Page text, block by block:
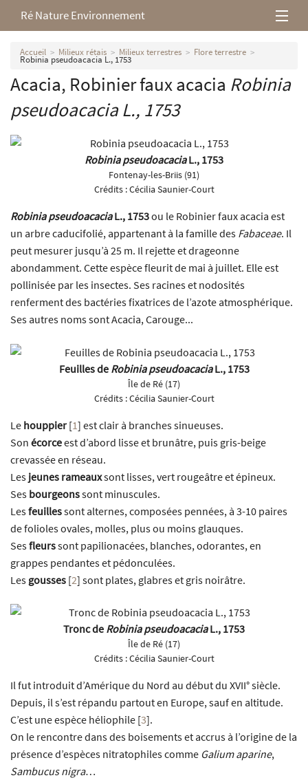
Ré Nature Environnement
L’association
Milieux rétais
Nos parutions
Accueil Milieux rétais Milieux terrestres Flore terrestre
Robinia pseudoacacia L., 1753
Acacia, Robinier faux acacia Robinia
pseudoacaciaL., 1753
Robinia pseudoacaciaL., 1753
Fontenay-les-Briis (91)
Crédits :Cécilia Saunier-Court
Robinia pseudoacaciaL., 1753ou le Robinier faux acacia est
un arbre caducifolié, appartenant à la famille des Fabaceae. Il
peut mesurer jusqu’à 25 m. Il rejette et drageonne
abondamment. Cette espèce fleurit de mai à juillet. Elle est
pollinisée par les insectes. Ses racines et nodosités
renferment des bactéries fixatrices de l’azote atmosphérique.
Ses autres noms sont Acacia, Carouge...
Feuilles de Robinia pseudoacaciaL., 1753
Île de Ré (17)
Crédits :Cécilia Saunier-Court
Le houppier[1] est clair à branches sinueuses.
Son écorceest d’abord lisse et brunâtre, puis gris-beige
crevassée en réseau.
Les jeunes rameauxsont lisses, vert rougeâtre et épineux.
Ses bourgeonssont minuscules.
Lesfeuillessont alternes, composées pennées, à 3-10 paires
de folioles ovales, molles, plus ou moins glauques.
Sesfleurssont papilionacées, blanches, odorantes, en
grappes pendantes et pédonculées.
Les gousses [2] sont plates, glabres et gris noirâtre.
Tronc de Robinia pseudoacaciaL., 1753
Île de Ré (17)
Crédits :Cécilia Saunier-Court
Il fut introduit d’Amérique du Nord au début du XVII° siècle.
Depuis, il s’est répandu partout en Europe, sauf en altitude.
C’est une espèce héliophile [3].
On le rencontre dans des boisements et accrus à l’origine de la
présence d’espèces nitratophiles comme Galium aparine,
Sambucus nigra…